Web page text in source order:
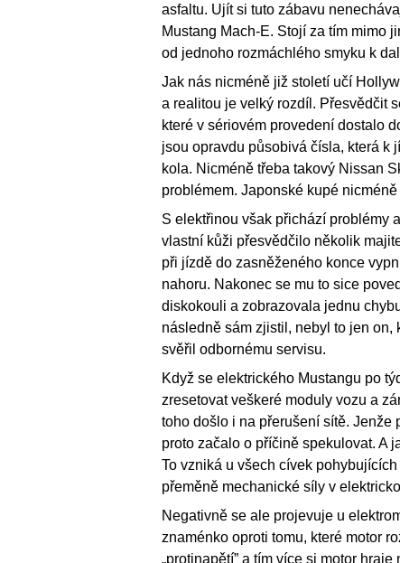
asfaltu. Ujít si tuto zábavu
Mustang Mach-E. Stojí za tím mimo
od jednoho rozmáchlého smyku k
Jak nás nicméně již století učí
a realitou je velký rozdíl. Přesvědčit
které v sériovém provedení dostalo
jsou opravdu působivá čísla, která k
kola. Nicméně třeba takový Nissan
problémem. Japonské kupé
S elektřinou však přichází problémy
vlastní kůži přesvědčilo několik
při jízdě do zasněženého konce
nahoru. Nakonec se mu to sice
diskokouli a zobrazovala jednu
následně sám zjistil, nebyl to jen
svěřil odbornému servisu.
Když se elektrického Mustangu po
zresetovat veškeré moduly vozu a
toho došlo i na přerušení sítě. Jenže
proto začalo o příčině spekulovat. A
To vzniká u všech cívek
přeměně mechanické síly v
Negativně se ale projevuje u
znaménko oproti tomu, které motor
„protinapětí” a tím více si motor